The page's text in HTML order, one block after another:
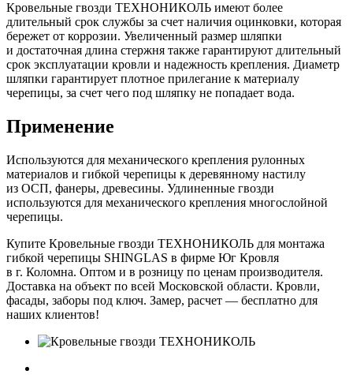
Кровельные гвозди ТЕХНОНИКОЛЬ имеют более
длительный срок службы за счет наличия оцинковки, которая
бережет от коррозии. Увеличенный размер шляпки
и достаточная длина стержня также гарантируют длительный
срок эксплуатации кровли и надежность крепления. Диаметр
шляпки гарантирует плотное прилегание к материалу
черепицы, за счет чего под шляпку не попадает вода.
Применение
Используются для механического крепления рулонных
материалов и гибкой черепицы к деревянному настилу
из ОСП, фанеры, древесины. Удлиненные гвозди
используются для механического крепления многослойной
черепицы.
Купите Кровельные гвозди ТЕХНОНИКОЛЬ для монтажа
гибкой черепицы SHINGLAS в фирме Юг Кровля
в г. Коломна. Оптом и в розницу по ценам производителя.
Доставка на объект по всей Московской области. Кровли,
фасады, заборы под ключ. Замер, расчет — бесплатно для
наших клиентов!